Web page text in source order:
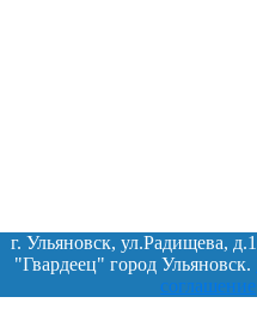
г. Ульяновск, ул.Радищева,
"Гвардеец" город Ульяновск.
соглашение